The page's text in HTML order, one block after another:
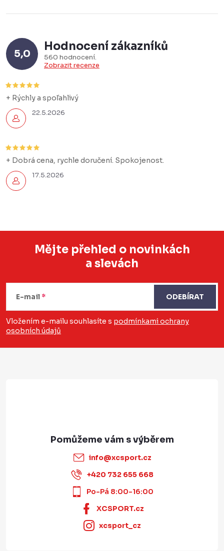
5,0
Hodnocení zákazníků
560 hodnocení
Zobrazit recenze
22.5.2026
+ Rýchly a spoľahlivý
17.5.2026
+ Dobrá cena, rychle doručení. Spokojenost.
á
a
Mějte přehled o novinkách
a slevách
E-mail
Vložením e-mailu souhlasíte s podmínkami ochrany
osobních údajů
ODEBÍRAT
info@xcsport.cz
+420 732 655 668
Po-Pá 8:00-16:00
XCSPORT.cz
xcsport_cz